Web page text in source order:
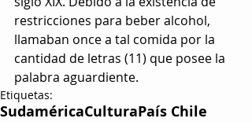
restricciones para beber alcohol,
llamaban once a tal comida por la
cantidad de letras (11) que posee la
palabra aguardiente.
Etiquetas:
SudaméricaCulturaPaís Chile